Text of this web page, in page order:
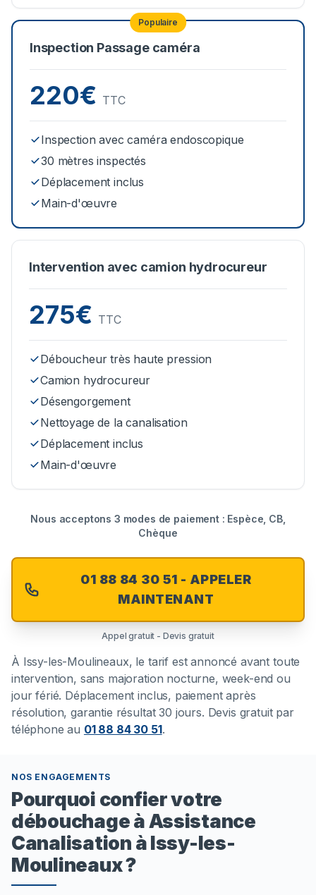
Populaire
Inspection Passage caméra
220€ TTC
Inspection avec caméra endoscopique
30 mètres inspectés
Déplacement inclus
Main-d'œuvre
Intervention avec camion hydrocureur
275€ TTC
Déboucheur très haute pression
Camion hydrocureur
Désengorgement
Nettoyage de la canalisation
Déplacement inclus
Main-d'œuvre
Nous acceptons 3 modes de paiement : Espèce, CB,
Chèque
01 88 84 30 51 - APPELER
MAINTENANT
Appel gratuit - Devis gratuit
À Issy-les-Moulineaux, le tarif est annoncé avant toute
intervention, sans majoration nocturne, week-end ou
jour férié. Déplacement inclus, paiement après
résolution, garantie résultat 30 jours. Devis gratuit par
téléphone au 01 88 84 30 51.
NOS ENGAGEMENTS
Pourquoi confier votre
débouchage à Assistance
Canalisation à Issy-les-
Moulineaux ?